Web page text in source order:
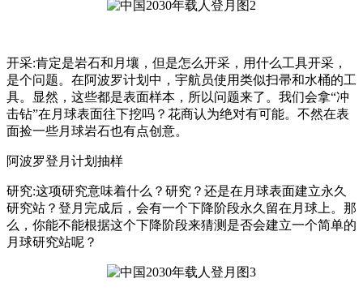
开采:肯定是岩石和月壤，但是怎么开采，用什么工具开采，
是个问题。在阿波罗计划中，宇航员使用类似扫帚和水桶的工
具。显然，这些都是表面样本，所以问题来了。我们会拿“冲
击钻”在月球表面往下挖吗？花商认为绝对有可能。不然在表
面捡一些月球岩石也有点创意。
阿波罗登月计划抽样
研究:这项研究意味着什么？研究？还是在月球表面建立永久
研究站？登月完成后，会有一个下降阶段永久留在月球上。那
么，你能不能根据这个下降阶段来猜测是否会建立一个简单的
月球研究站呢？